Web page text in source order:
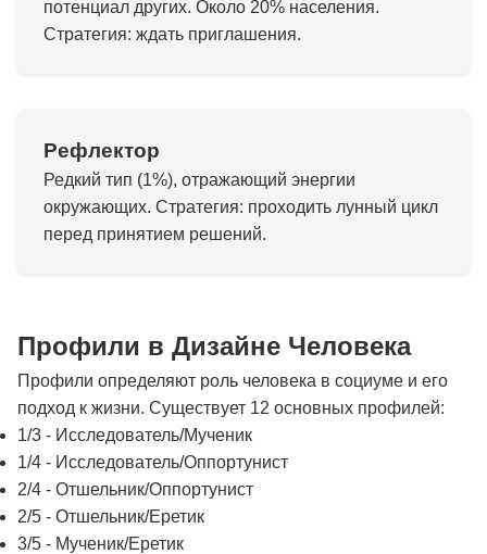
потенциал других. Около 20% населения.
Стратегия: ждать приглашения.
Рефлектор
Редкий тип (1%), отражающий энергии
окружающих. Стратегия: проходить лунный цикл
перед принятием решений.
Профили в Дизайне Человека
Профили определяют роль человека в социуме и его
подход к жизни. Существует 12 основных профилей:
1/3 - Исследователь/Мученик
1/4 - Исследователь/Оппортунист
2/4 - Отшельник/Оппортунист
2/5 - Отшельник/Еретик
3/5 - Мученик/Еретик